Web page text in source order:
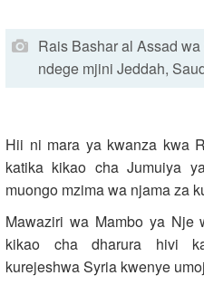
Rais Bashar al Assad
ndege mjini Jeddah,
Hii ni mara ya kwanza kwa
katika kikao cha Jumuiya
muongo mzima wa njama za
Mawaziri wa Mambo ya Nje
kikao cha dharura hivi
kurejeshwa Syria kwenye